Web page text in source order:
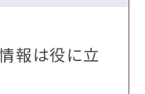
報は役に立